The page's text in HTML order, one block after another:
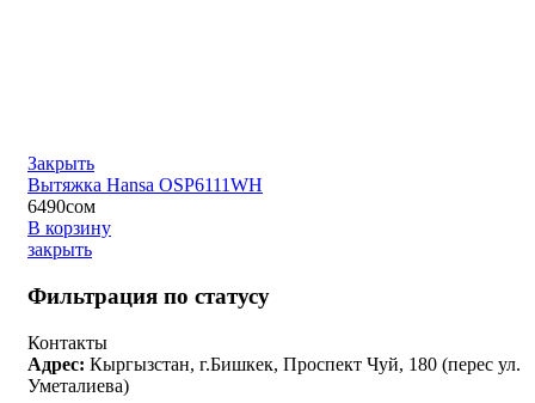
закрыть
Фильтрация по статусу
Закрыть
Вытяжка Hansa OSP6111WH
6490сом
В корзину
Контакты
Адрес: Кыргызстан, г.Бишкек, Проспект Чуй, 180 (перес ул.
Уметалиева)